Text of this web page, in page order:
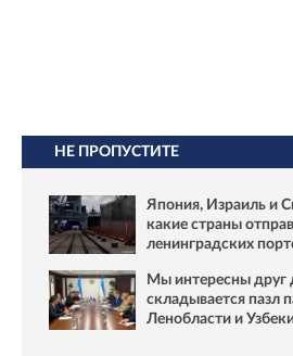
НЕ ПРОПУСТИТЕ
Япония, Израиль и
какие страны
ленинградских
Мы интересны друг
складывается пазл
Ленобласти и